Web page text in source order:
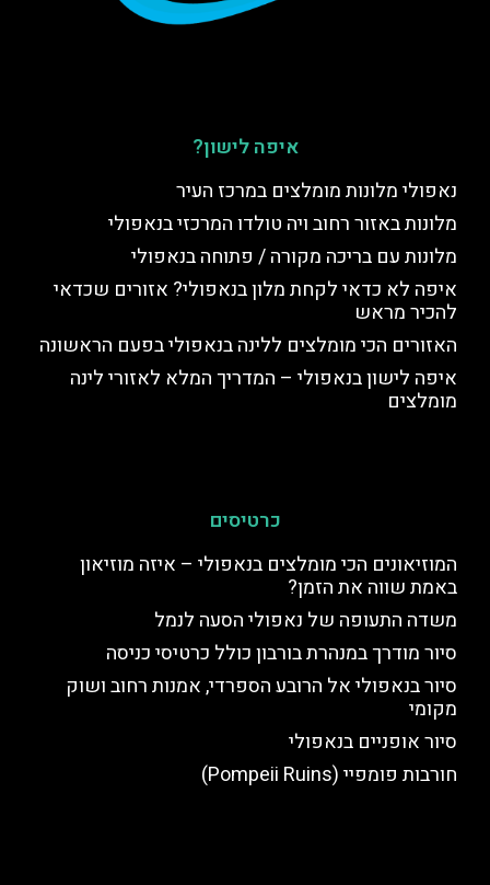
איפה לישון?
נאפולי מלונות מומלצים במרכז העיר
מלונות באזור רחוב ויה טולדו המרכזי בנאפולי
מלונות עם בריכה מקורה / פתוחה בנאפולי
איפה לא כדאי לקחת מלון בנאפולי? אזורים שכדאי
להכיר מראש
האזורים הכי מומלצים ללינה בנאפולי בפעם הראשונה
איפה לישון בנאפולי – המדריך המלא לאזורי לינה
מומלצים
כרטיסים
המוזיאונים הכי מומלצים בנאפולי – איזה מוזיאון
באמת שווה את הזמן?
משדה התעופה של נאפולי הסעה לנמל
סיור מודרך במנהרת בורבון כולל כרטיסי כניסה
סיור בנאפולי אל הרובע הספרדי, אמנות רחוב ושוק
מקומי
סיור אופניים בנאפולי
חורבות פומפיי (Pompeii Ruins)